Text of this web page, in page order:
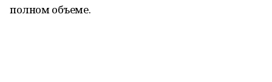
полном объеме.